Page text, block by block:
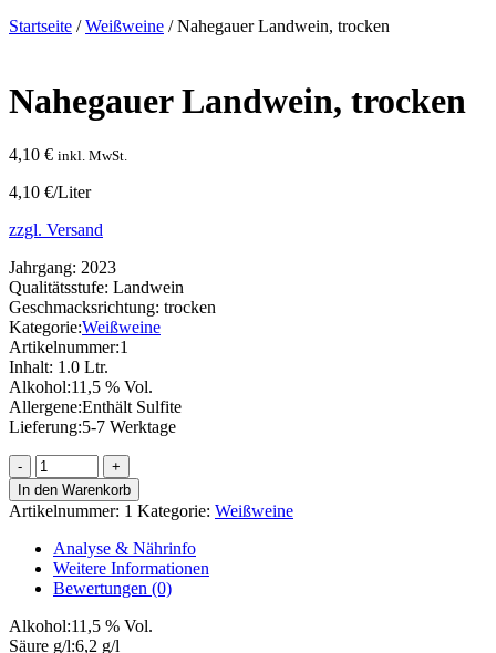
Startseite /Weißweine / Nahegauer Landwein, trocken
Nahegauer Landwein, trocken
4,10 € inkl. MwSt.
4,10 €/Liter
zzgl. Versand
Jahrgang: 2023
Qualitätsstufe: Landwein
Geschmacksrichtung: trocken
Kategorie:Weißweine
Artikelnummer:1
Inhalt: 1.0 Ltr.
Alkohol:11,5 % Vol.
Allergene:Enthält Sulfite
Lieferung:5-7 Werktage
Nahegauer
Landwein,
trocken
Menge
In den Warenkorb
Artikelnummer: 1 Kategorie: Weißweine
Analyse & Nährinfo
Weitere Informationen
Bewertungen (0)
Alkohol:11,5 % Vol.
Säure g/l:6,2 g/l